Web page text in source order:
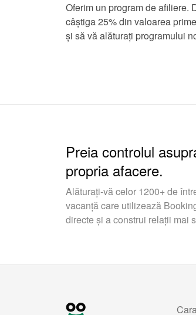
Oferim un program de afiliere.
câștiga 25% din valoarea
și să vă alăturați programului
Preia controlul
propria afacere.
Alăturați-vă celor 1200+ de
vacanță care utilizează
directe și a construi relații mai